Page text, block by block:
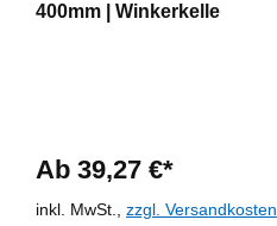
400mm | Winkerkelle
Ab 39,27 €*
inkl. MwSt., zzgl. Versandkosten